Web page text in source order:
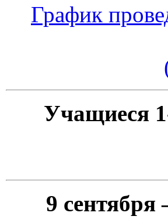
График
Учащиеся
9